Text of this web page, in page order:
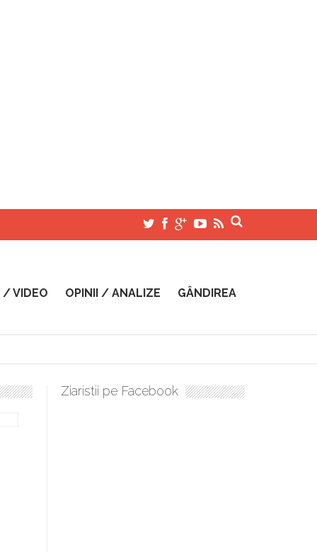
/ VIDEO OPINII / ANALIZE GÂNDIREA
sculați, boieri mari! Sara Nukina are nevoie de ajutorul nostru!
Ziaristii pe Facebook